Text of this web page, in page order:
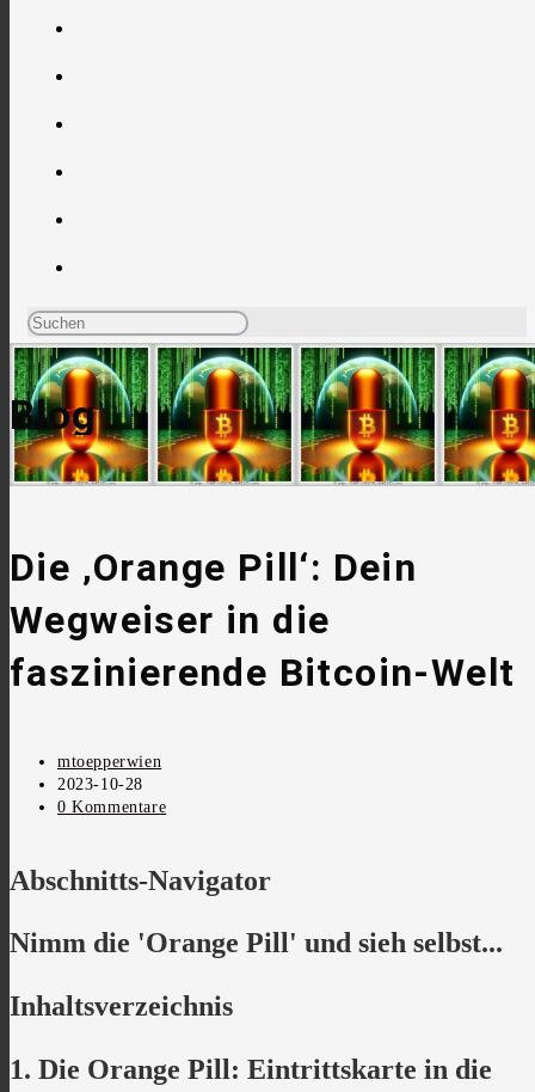
Blog
Die ‚Orange Pill‘: Dein
Wegweiser in die
faszinierende Bitcoin-Welt
Beitrags-
Autor:
mtoepperwien
Beitrag
veröffentlicht:
2023-10-28
Beitrags-
0 Kommentare
Abschnitts-Navigator
Nimm die 'Orange Pill' und sieh selbst...
Inhaltsverzeichnis
1. Die Orange Pill: Eintrittskarte in die